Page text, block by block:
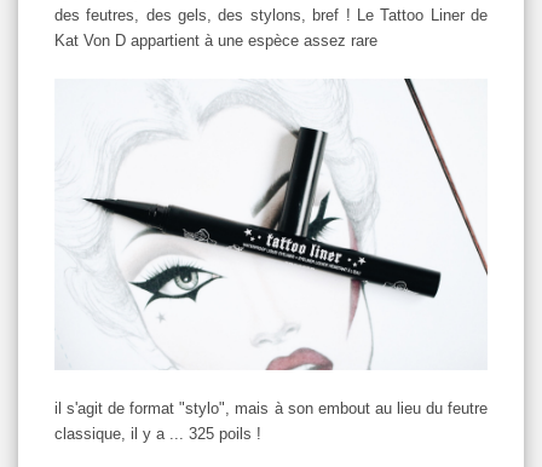
des feutres, des gels, des stylons, bref ! Le Tattoo Liner de
Kat Von D appartient à une espèce assez rare
il s'agit de format "stylo", mais à son embout au lieu du feutre
classique, il y a ... 325 poils !